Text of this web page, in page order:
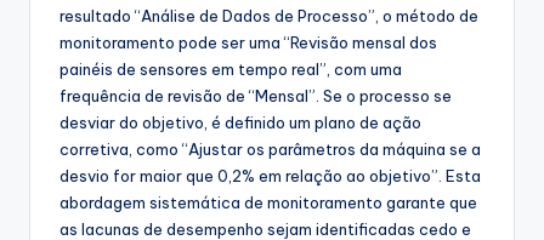
resultado “Análise de Dados de Processo”, o método de
monitoramento pode ser uma “Revisão mensal dos
painéis de sensores em tempo real”, com uma
frequência de revisão de “Mensal”. Se o processo se
desviar do objetivo, é definido um plano de ação
corretiva, como “Ajustar os parâmetros da máquina se a
desvio for maior que 0,2% em relação ao objetivo”. Esta
abordagem sistemática de monitoramento garante que
as lacunas de desempenho sejam identificadas cedo e